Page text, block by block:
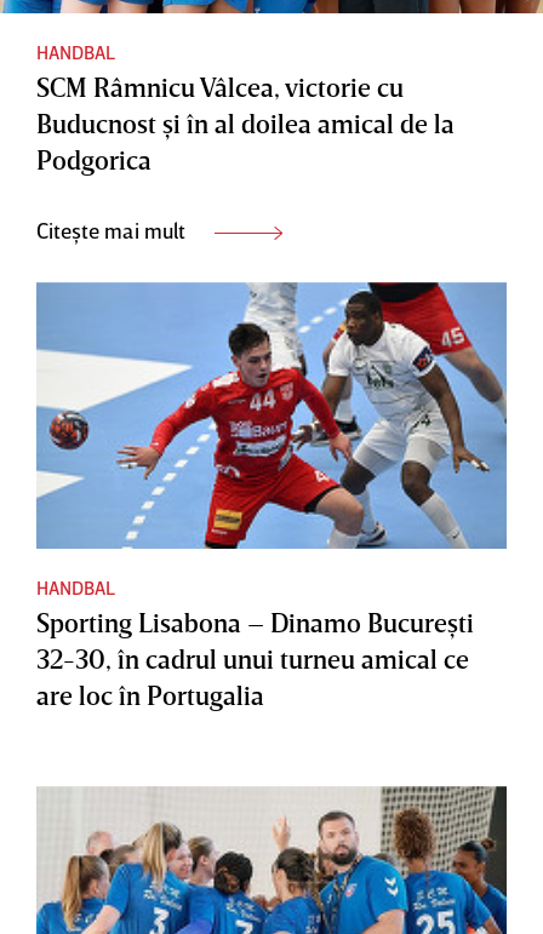
HANDBAL
SCM Râmnicu Vâlcea, victorie cu
Buducnost şi în al doilea amical de la
Podgorica
Citește mai mult
HANDBAL
Sporting Lisabona – Dinamo Bucureşti
32-30, în cadrul unui turneu amical ce
are loc în Portugalia